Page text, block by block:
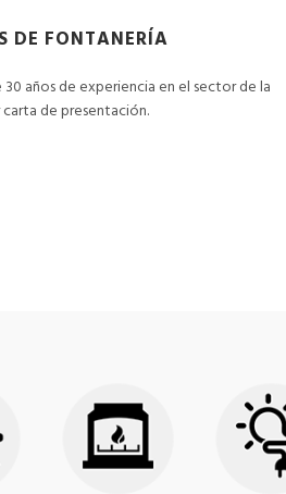
DE FONTANERÍA
años de experiencia en el sector de la
de presentación.